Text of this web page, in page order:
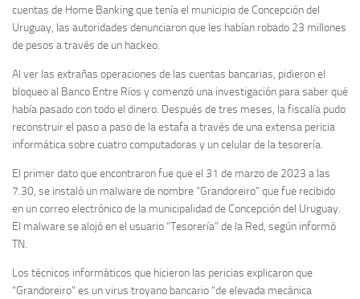
cuentas de Home Banking que tenía el municipio de Concepción del
Uruguay, las autoridades denunciaron que les habían robado 23 millones
de pesos a través de un hackeo.
Al ver las extrañas operaciones de las cuentas bancarias, pidieron el
bloqueo al Banco Entre Ríos y comenzó una investigación para saber qué
había pasado con todo el dinero. Después de tres meses, la fiscalía pudo
reconstruir el paso a paso de la estafa a través de una extensa pericia
informática sobre cuatro computadoras y un celular de la tesorería.
El primer dato que encontraron fue que el 31 de marzo de 2023 a las
7.30, se instaló un malware de nombre “Grandoreiro” que fue recibido
en un correo electrónico de la municipalidad de Concepción del Uruguay.
El malware se alojó en el usuario “Tesorería” de la Red, según informò
TN.
Los técnicos informáticos que hicieron las pericias explicaron que
“Grandoreiro” es un virus troyano bancario “de elevada mecánica